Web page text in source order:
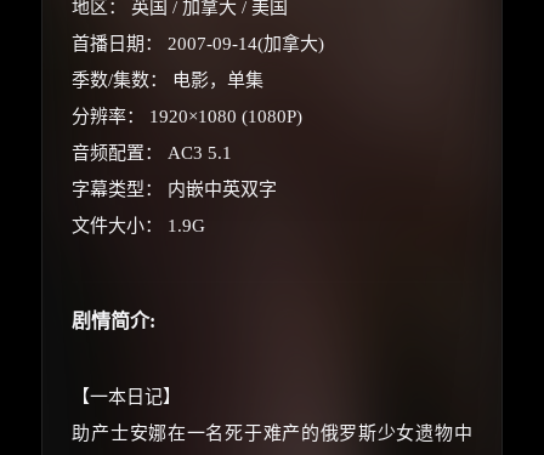
地区： 英国 / 加拿大 / 美国
首播日期： 2007-09-14(加拿大)
季数/集数： 电影，单集
分辨率： 1920×1080 (1080P)
音频配置： AC3 5.1
字幕类型： 内嵌中英双字
文件大小： 1.9G
剧情简介:
【一本日记】
助产士安娜在一名死于难产的俄罗斯少女遗物中